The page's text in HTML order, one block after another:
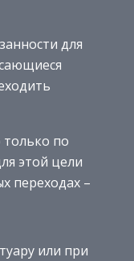
для
по
этой цели
переходах –
или при